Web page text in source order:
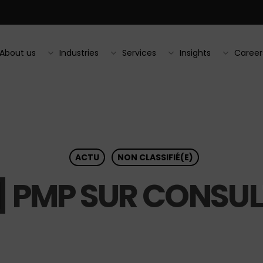
About us Industries Services Insights
ACTU NON CLASSIFIÉ(E)
PMP SUR